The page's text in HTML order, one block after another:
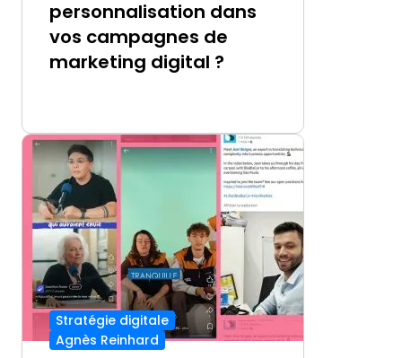
personnalisation dans
vos campagnes de
marketing digital ?
Stratégie digitale
Agnès Reinhard